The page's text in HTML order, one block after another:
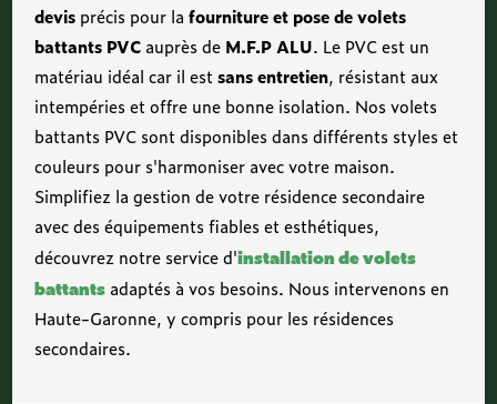
devis précis pour lafourniture et pose de volets
battants PVC auprès de M.F.P ALU. Le PVC est un
matériau idéal car il estsans entretien, résistant aux
intempéries et offre une bonne isolation. Nos volets
battants PVC sont disponibles dans différents styles et
couleurs pour s'harmoniser avec votre maison.
Simplifiez la gestion de votre résidence secondaire
avec des équipements fiables et esthétiques,
découvrez notre service d'installation de volets
battants adaptés à vos besoins. Nous intervenons en
Haute-Garonne, y compris pour les résidences
secondaires.